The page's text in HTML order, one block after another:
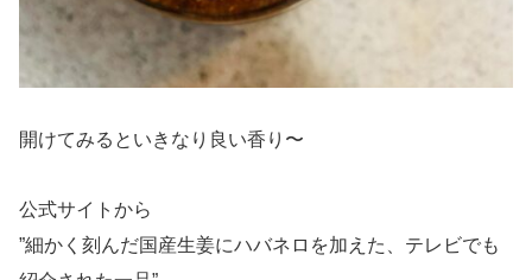
開けてみるといきなり良い香り〜
公式サイトから
”細かく刻んだ国産生姜にハバネロを加えた、テレビでも